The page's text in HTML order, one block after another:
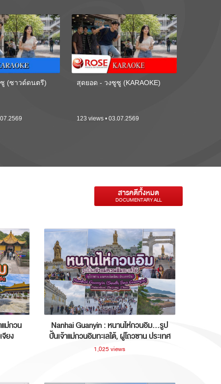
(ซาวด์ดนตรี)
สุดยอด - วงซูซู (KARAOKE)
123 views • 03.07.2569
สารคดีทั้งหมด
DOCUMENTARY ALL
ม่กวน
จียง
Nanhai Guanyin : หนานไห่กวนอิม...รูป
ปั้นเจ้าแม่กวนอิมทะเลใต้, ผู่โถวซาน ประเทศ
จีน
1,025 views